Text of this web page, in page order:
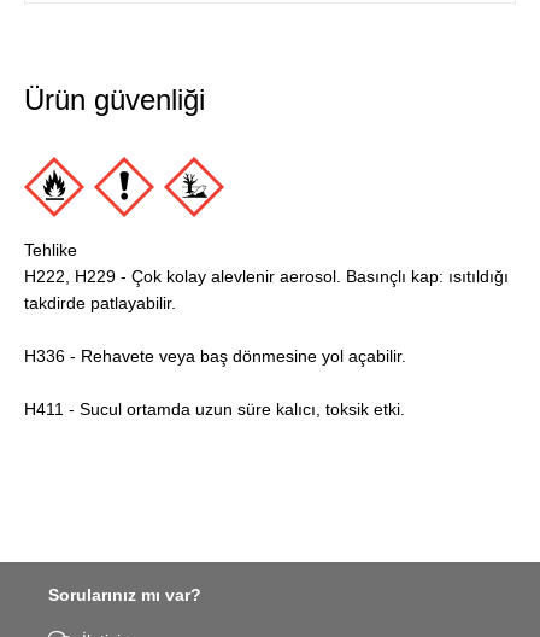
Ürün güvenliği
Tehlike
H222, H229 - Çok kolay alevlenir aerosol. Basınçlı kap: ısıtıldığı
takdirde patlayabilir.
H336 - Rehavete veya baş dönmesine yol açabilir.
H411 - Sucul ortamda uzun süre kalıcı, toksik etki.
Sorularınız mı var?